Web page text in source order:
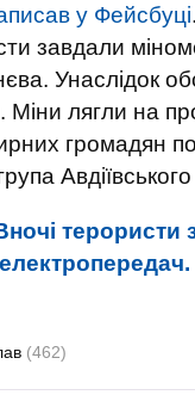
у Фейсбуці.
завдали
Унаслідок
лягли на
громадян
Авдіївського
терористи
(462)